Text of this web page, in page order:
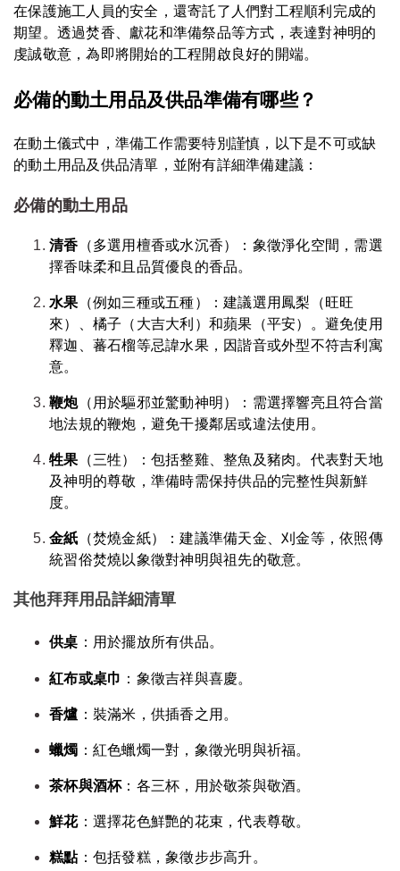
在保護施工人員的安全，還寄託了人們對工程順利完成的
期望。透過焚香、獻花和準備祭品等方式，表達對神明的
虔誠敬意，為即將開始的工程開啟良好的開端。
必備的動土用品及供品準備有哪些？
在動土儀式中，準備工作需要特別謹慎，以下是不可或缺
的動土用品及供品清單，並附有詳細準備建議：
必備的動土用品
清香 （多選用檀香或水沉香）：象徵淨化空間，需選
擇香味柔和且品質優良的香品。
水果 （例如三種或五種）：建議選用鳳梨（旺旺
來）、橘子（大吉大利）和蘋果（平安）。避免使用
釋迦、蕃石榴等忌諱水果，因諧音或外型不符吉利寓
意。
鞭炮（用於驅邪並驚動神明）：需選擇響亮且符合當
地法規的鞭炮，避免干擾鄰居或違法使用。
牲果 （三牲）：包括整雞、整魚及豬肉。代表對天地
及神明的尊敬，準備時需保持供品的完整性與新鮮
度。
金紙 （焚燒金紙）：建議準備天金、刈金等，依照傳
統習俗焚燒以象徵對神明與祖先的敬意。
其他拜拜用品詳細清單
供桌 ：用於擺放所有供品。
紅布或桌巾 ：象徵吉祥與喜慶。
香爐 ：裝滿米，供插香之用。
蠟燭 ：紅色蠟燭一對，象徵光明與祈福。
茶杯與酒杯：各三杯，用於敬茶與敬酒。
鮮花：選擇花色鮮艷的花束，代表尊敬。
糕點：包括發糕，象徵步步高升。